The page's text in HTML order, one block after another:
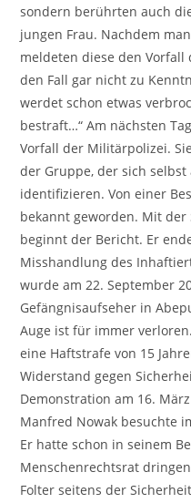
sondern berührten auch
jungen Frau. Nachdem
meldeten diese den Vorfall
den Fall gar nicht zu
werdet schon etwas
bestraft…“ Am nächsten
Vorfall der Militärpolizei.
der Gruppe, der sich
identifizieren. Von einer
bekannt geworden. Mit der
beginnt der Bericht. Er
Misshandlung des
wurde am 22. September
Gefängnisaufseher in
Auge ist für immer
eine Haftstrafe von 15
Widerstand gegen
Demonstration am 16.
Manfred Nowak besuchte
Er hatte schon in seinem
Menschenrechtsrat
Folter seitens der